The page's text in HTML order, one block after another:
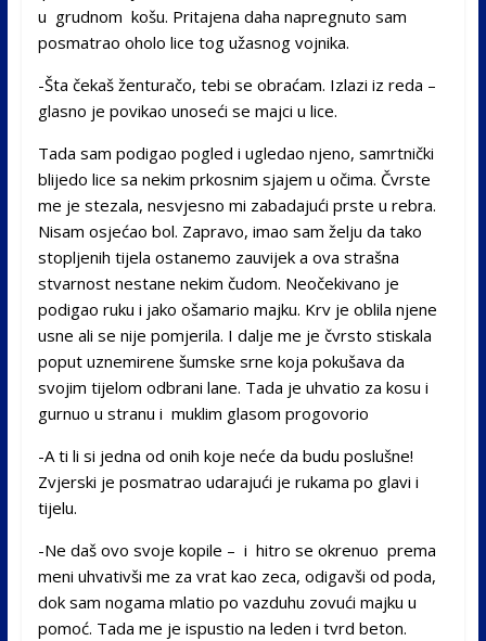
u grudnom košu. Pritajena daha napregnuto sam
posmatrao oholo lice tog užasnog vojnika.
-Šta čekaš ženturačo, tebi se obraćam. Izlazi iz reda –
glasno je povikao unoseći se majci u lice.
Tada sam podigao pogled i ugledao njeno, samrtnički
blijedo lice sa nekim prkosnim sjajem u očima. Čvrste
me je stezala, nesvjesno mi zabadajući prste u rebra.
Nisam osjećao bol. Zapravo, imao sam želju da tako
stopljenih tijela ostanemo zauvijek a ova strašna
stvarnost nestane nekim čudom. Neočekivano je
podigao ruku i jako ošamario majku. Krv je oblila njene
usne ali se nije pomjerila. I dalje me je čvrsto stiskala
poput uznemirene šumske srne koja pokušava da
svojim tijelom odbrani lane. Tada je uhvatio za kosu i
gurnuo u stranu i muklim glasom progovorio
-A ti li si jedna od onih koje neće da budu poslušne!
Zvjerski je posmatrao udarajući je rukama po glavi i
tijelu.
-Ne daš ovo svoje kopile – i hitro se okrenuo prema
meni uhvativši me za vrat kao zeca, odigavši od poda,
dok sam nogama mlatio po vazduhu zovući majku u
pomoć. Tada me je ispustio na leden i tvrd beton.